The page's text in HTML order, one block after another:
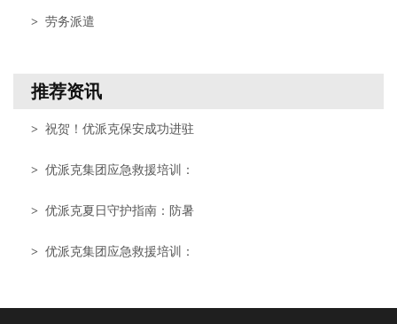
> 劳务派遣
推荐资讯
> 祝贺！优派克保安成功进驻
> 优派克集团应急救援培训：
> 优派克夏日守护指南：防暑
> 优派克集团应急救援培训：